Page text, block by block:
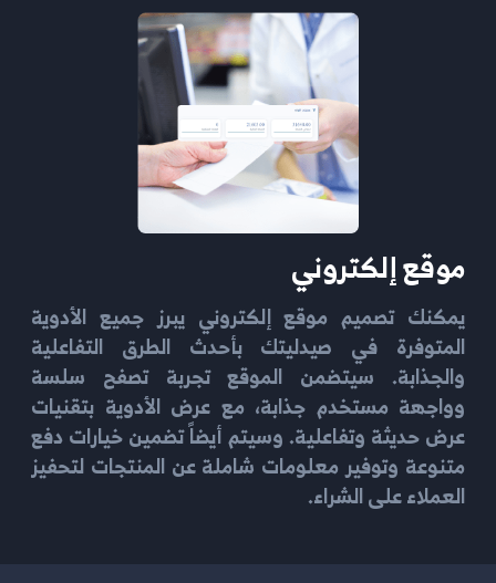
موقع إلكتروني
يمكنك تصميم موقع إلكتروني يبرز جميع الأدوية
المتوفرة في صيدليتك بأحدث الطرق التفاعلية
والجذابة. سيتضمن الموقع تجربة تصفح سلسة
وواجهة مستخدم جذابة، مع عرض الأدوية بتقنيات
عرض حديثة وتفاعلية. وسيتم أيضاً تضمين خيارات دفع
متنوعة وتوفير معلومات شاملة عن المنتجات لتحفيز
العملاء على الشراء.